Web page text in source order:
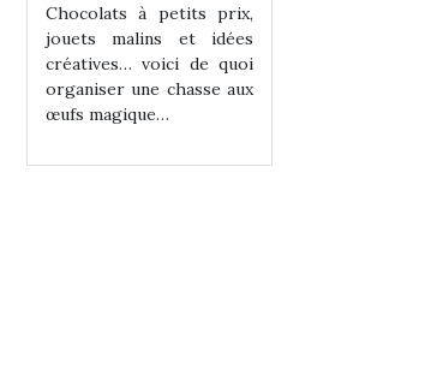
Chocolats à petits prix,
jouets malins et idées
créatives… voici de quoi
organiser une chasse aux
œufs magique…